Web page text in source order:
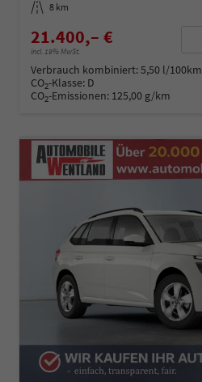
Kilometerstand 8 km
21.400,– €
incl. 19% MwSt.
Verbrauch kombiniert:5,50 l/100km
CO2-Klasse: D
CO2-Emissionen: 125,00 g/km